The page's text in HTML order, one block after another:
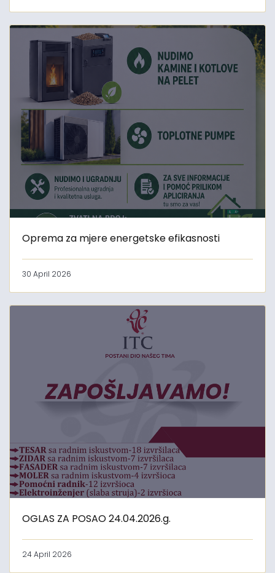
Oprema za mjere energetske efikasnosti
30 April 2026
OGLAS ZA POSAO 24.04.2026.g.
24 April 2026